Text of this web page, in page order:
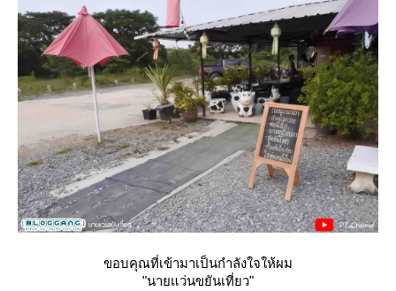
ขอบคุณที่เข้ามาเป็นกำลังใจให้ผม
"นายแว่นขยันเที่ยว"